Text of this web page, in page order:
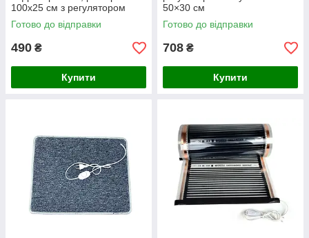
100х25 см з регулятором
температури
Готово до відправки
490 ₴
Купити
50×30 см
Готово до відправки
708 ₴
Купити